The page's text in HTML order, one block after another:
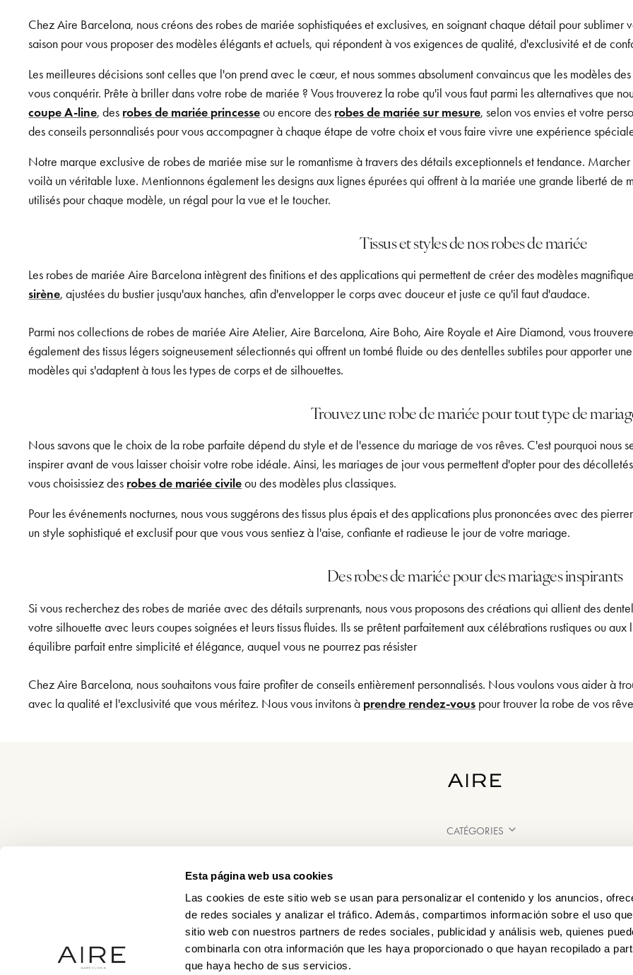
Esta página web usa cookies
Las cookies de este sitio web se usan para personalizar el contenido y los anuncios,
de redes sociales y analizar el tráfico. Además, compartimos información sobre el uso
sitio web con nuestros partners de redes sociales, publicidad y análisis web, quienes
combinarla con otra información que les haya proporcionado o que hayan recopilado a
que haya hecho de sus servicios.
Chez Aire Barcelona, nous créons des robes de mariée sophistiquées et exclusives, en soignant chaque détail pour
saison pour vous proposer des modèles élégants et actuels, qui répondent à vos exigences de qualité, d'exclusivité et de
Les meilleures décisions sont celles que l'on prend avec le cœur, et nous sommes absolument convaincus que les modèles
vous conquérir. Prête à briller dans votre robe de mariée ? Vous trouverez la robe qu'il vous faut parmi les alternatives que
coupe A-line, des robes de mariée princesseou encore des robes de mariée sur mesure, selon vos envies et votre
des conseils personnalisés pour vous accompagner à chaque étape de votre choix et vous faire vivre une expérience
Notre marque exclusive de robes de mariée mise sur le romantisme à travers des détails exceptionnels et tendance.
voilà un véritable luxe. Mentionnons également les designs aux lignes épurées qui offrent à la mariée une grande liberté de
utilisés pour chaque modèle, un régal pour la vue et le toucher.
Tissus et styles de nos robes de mariée
Les robes de mariée Aire Barcelona intègrent des finitions et des applications qui permettent de créer des modèles
sirène, ajustées du bustier jusqu'aux hanches, afin d'envelopper le corps avec douceur et juste ce qu'il faut d'audace.
Parmi nos collections de robes de mariée Aire Atelier, Aire Barcelona, Aire Boho, Aire Royale et Aire Diamond, vous
également des tissus légers soigneusement sélectionnés qui offrent un tombé fluide ou des dentelles subtiles pour apporter
modèles qui s'adaptent à tous les types de corps et de silhouettes.
Trouvez une robe de mariée pour tout type de
Nous savons que le choix de la robe parfaite dépend du style et de l'essence du mariage de vos rêves. C'est pourquoi nous
inspirer avant de vous laisser choisir votre robe idéale. Ainsi, les mariages de jour vous permettent d'opter pour des
vous choisissiez des robes de mariée civileou des modèles plus classiques.
Pour les événements nocturnes, nous vous suggérons des tissus plus épais et des applications plus prononcées avec des
un style sophistiqué et exclusif pour que vous vous sentiez à l'aise, confiante et radieuse le jour de votre mariage.
Des robes de mariée pour des mariages inspirants
Si vous recherchez des robes de mariée avec des détails surprenants, nous vous proposons des créations qui allient des
votre silhouette avec leurs coupes soignées et leurs tissus fluides. Ils se prêtent parfaitement aux célébrations rustiques ou
équilibre parfait entre simplicité et élégance, auquel vous ne pourrez pas résister
Chez Aire Barcelona, nous souhaitons vous faire profiter de conseils entièrement personnalisés. Nous voulons vous aider à
avec la qualité et l'exclusivité que vous méritez. Nous vous invitons à prendre rendez-vous pour trouver la robe de vos
CATÉGORIES
POINT DE VENTE